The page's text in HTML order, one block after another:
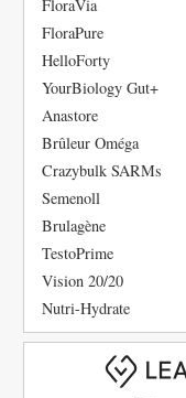
FloraVia
FloraPure
HelloForty
YourBiology Gut+
Anastore
Brûleur Oméga
Crazybulk SARMs
Semenoll
Brulagène
TestoPrime
Vision 20/20
Nutri-Hydrate